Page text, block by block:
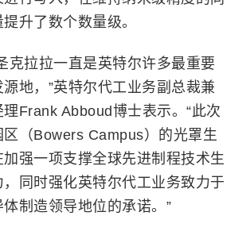
升了数个数量级。
克拉拉一直是英特尔许多最重要
地，”英特尔代工业务副总裁兼
Frank Abboud博士表示。“此次
（Bowers Campus）的光罩生
强一项支撑全球先进制程技术生
同时强化英特尔代工业务致力于
制造领导地位的承诺。”